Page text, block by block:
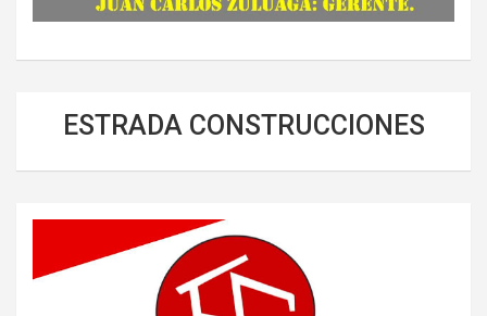
ESTRADA CONSTRUCCIONES